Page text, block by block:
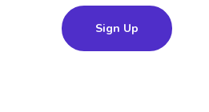
Sign Up